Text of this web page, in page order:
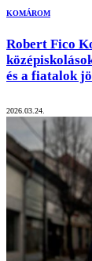
KOMÁROM
Robert Fico
és a fiatalok
2026.03.24.